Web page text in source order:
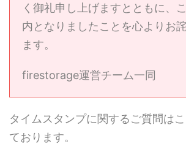
く御礼申し上げますとともに、
内となりましたことを心よりお
ます。
firestorage運営チーム一同
タイムスタンプに関するご質問は
ております。